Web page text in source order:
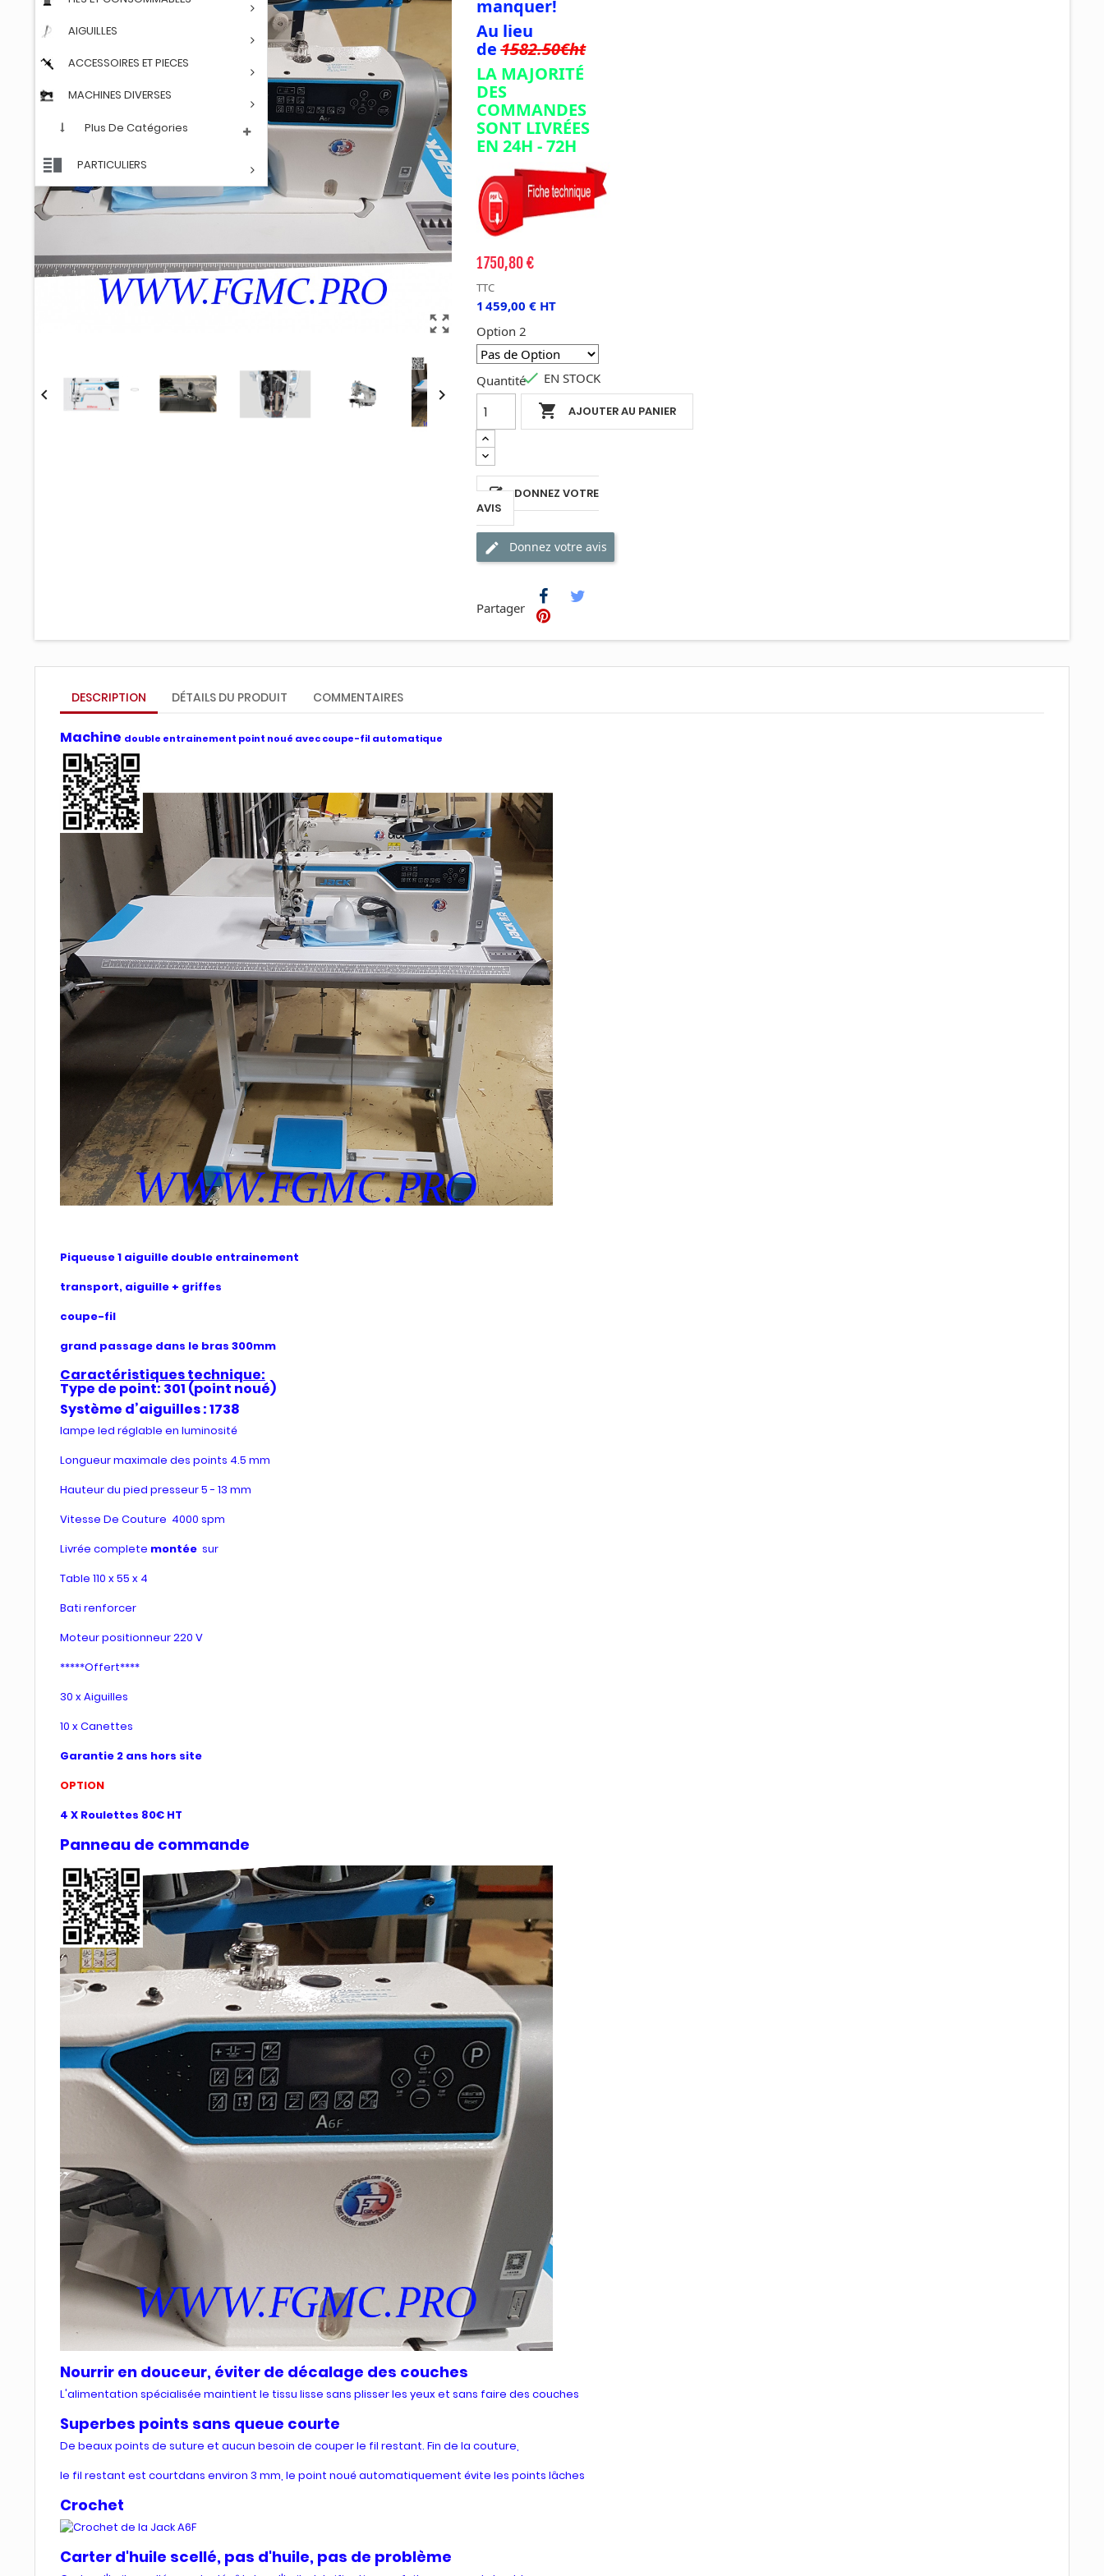
AIGUILLES
ACCESSOIRES ET PIECES
MACHINES DIVERSES
Plus De Catégories
PARTICULIERS
zoom_out_map
 
manquer!
Au lieu
de 1582.50€ht
LA MAJORITÉ
DES
COMMANDES
SONT LIVRÉES
EN 24H - 72H
1 750,80 €
TTC
1 459,00 € HT
Option 2
Quantité
 AJOUTER AU PANIER
 EN STOCK
DONNEZ VOTRE
AVIS
Donnez votre avis
Partager
DESCRIPTION DÉTAILS DU PRODUIT COMMENTAIRES
Machine double entrainement point noué avec coupe-fil automatique
Piqueuse 1 aiguille double entrainement
transport, aiguille + griffes
coupe-fil
grand passage dans le bras 300mm
Caractéristiques technique:
Type de point: 301 (point noué)
Système d’aiguilles : 1738
lampe led réglable en luminosité
Longueur maximale des points 4.5 mm
Hauteur du pied presseur 5 - 13 mm
Vitesse De Couture 4000 spm
Livrée complete montée sur
Table 110 x 55 x 4
Bati renforcer
Moteur positionneur 220 V
*****Offert****
30 x Aiguilles
10 x Canettes
Garantie 2 ans hors site
OPTION
4 X Roulettes 80€ HT
Panneau de commande
Nourrir en douceur, éviter de décalage des couches
L'alimentation spécialisée maintient le tissu lisse sans plisser les yeux et sans faire des couches
Superbes points sans queue courte
De beaux points de suture et aucun besoin de couper le fil restant. Fin de la couture,
le fil restant est courtdans environ 3 mm, le point noué automatiquement évite les points lâches
Crochet
Carter d'huile scellé, pas d'huile, pas de problème